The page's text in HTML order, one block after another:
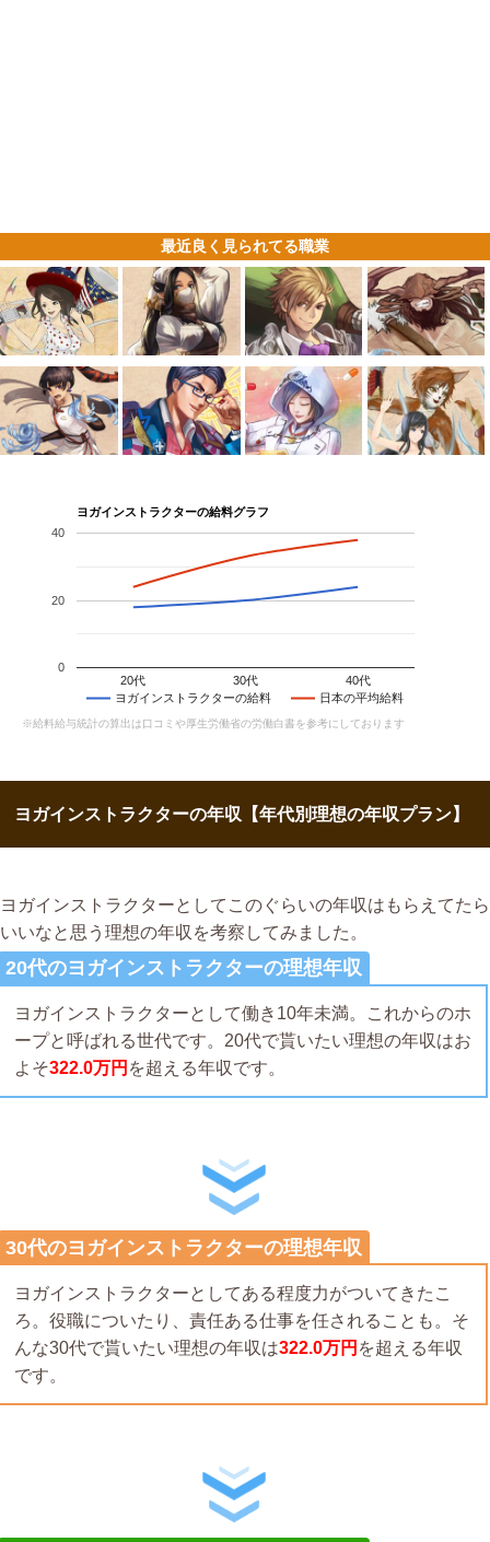
最近良く見られてる職業
ヨガインストラクターの給料グラフ
ヨガインストラクターの給料 日本の平均給料
20代 30代 40代
0
20
40
※給料給与統計の算出は口コミや厚生労働省の労働白書を参考にしております
ヨガインストラクターの年収【年代別理想の年収プラン】
ヨガインストラクターとしてこのぐらいの年収はもらえてたら
いいなと思う理想の年収を考察してみました。
20代のヨガインストラクターの理想年収
ヨガインストラクターとして働き10年未満。これからのホ
ープと呼ばれる世代です。20代で貰いたい理想の年収はお
よそ322.0万円 を超える年収です。
30代のヨガインストラクターの理想年収
ヨガインストラクターとしてある程度力がついてきたこ
ろ。役職についたり、責任ある仕事を任されることも。そ
んな30代で貰いたい理想の年収は322.0万円 を超える年収
です。